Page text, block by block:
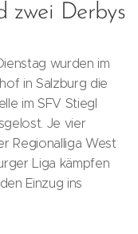
zwei Derbys
wurden im
in Salzburg die
im SFV Stiegl
Je vier
Regionalliga West
Liga kämpfen
Einzug ins